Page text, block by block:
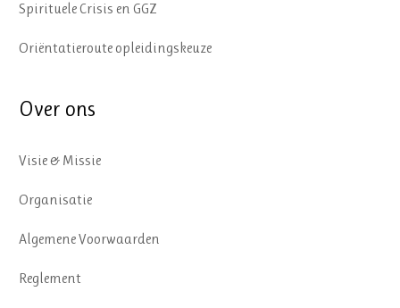
Spirituele Crisis en GGZ
Oriëntatieroute opleidingskeuze
Over ons
Visie & Missie
Organisatie
Algemene Voorwaarden
Reglement